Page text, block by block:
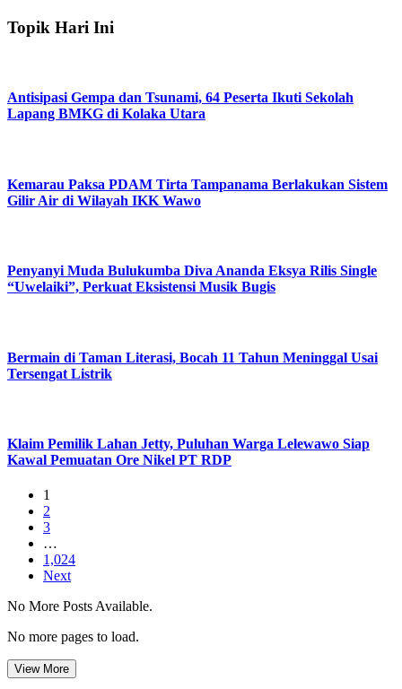
Topik Hari Ini
Antisipasi Gempa dan Tsunami, 64 Peserta Ikuti Sekolah
Lapang BMKG di Kolaka Utara
Kemarau Paksa PDAM Tirta Tampanama Berlakukan Sistem
Gilir Air di Wilayah IKK Wawo
Penyanyi Muda Bulukumba Diva Ananda Eksya Rilis Single
“Uwelaiki”, Perkuat Eksistensi Musik Bugis
Bermain di Taman Literasi, Bocah 11 Tahun Meninggal Usai
Tersengat Listrik
Klaim Pemilik Lahan Jetty, Puluhan Warga Lelewawo Siap
Kawal Pemuatan Ore Nikel PT RDP
1
2
3
…
1,024
Next
No More Posts Available.
No more pages to load.
View More